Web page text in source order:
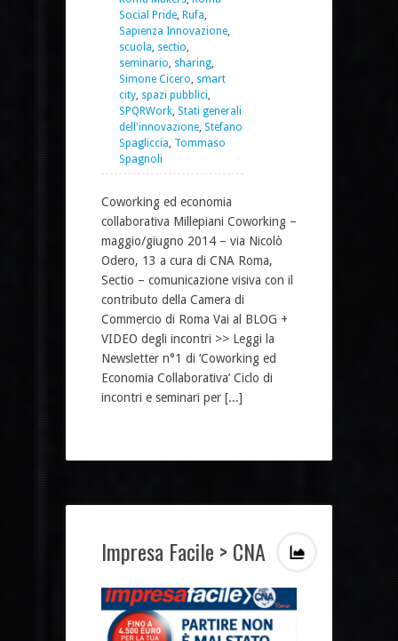
Social Pride Rufa
Sapienza Innovazione
scuola sectio
seminario sharing
Simone Cicero smart
city spazi pubblici
SPQRWork Stati generali
dell'innovazione Stefano
Spagliccia Tommaso
Spagnoli
Coworking ed economia
collaborativa Millepiani Coworking –
maggio/giugno 2014 – via Nicolò
Odero, 13 a cura di CNA Roma,
Sectio – comunicazione visiva con il
contributo della Camera di
Commercio di Roma Vai al BLOG +
VIDEO degli incontri >> Leggi la
Newsletter n°1 di ‘Coworking ed
Economia Collaborativa’ Ciclo di
incontri e seminari per [...]
Impresa Facile > CNA